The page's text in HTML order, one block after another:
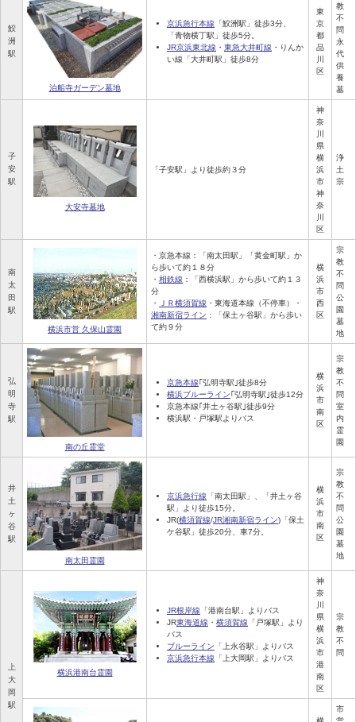
鮫
洲
駅
泊船寺ガーデン墓地
京浜急行本線 「鮫洲駅」徒歩3分、
「青物横丁駅」徒歩5分。
JR京浜東北線 ・ 東急大井町線 ・りんか
い線「大井町駅」徒歩8分
東
京
都
品
川
区
教
不
問
永
代
供
養
墓
子
安
駅
大安寺墓地
「子安駅」より徒歩約３分
神
奈
川
県
横
浜
市
神
奈
川
区
浄
土
宗
南
太
田
駅
横浜市営 久保山霊園
・京急本線：「南太田駅」「黄金町駅」か
ら歩いて約１８分
・ 相鉄線 ：「西横浜駅」から歩いて約１３
分
・
ＪＲ横須賀線 ・東海道本線（不停車）・
湘南新宿ライン ：「保土ヶ谷駅」から歩い
て約９分
横
浜
市
西
区
宗
教
不
問
公
園
墓
地
弘
明
寺
駅
南の丘霊堂
京急本線 ｢弘明寺駅｣徒歩8分
横浜ブルーライン ｢弘明寺駅｣徒歩12分
京急本線｢井土ヶ谷駅｣徒歩9分
横浜駅・戸塚駅よりバス
横
浜
市
南
区
宗
教
不
問
室
内
霊
園
井
土
ヶ
谷
駅
南太田霊園
京浜急行線 「南太田駅」、「井土ヶ谷
駅」より徒歩15分。
JR(横須賀線/JR湘南新宿ライン)「保土
ケ谷駅」徒歩20分、車7分。
横
浜
市
南
区
宗
教
不
問
公
園
墓
地
上
大
岡
駅
横浜港南台霊園
JR根岸線 「港南台駅」よりバス
JR東海道線 ・ 横須賀線 「戸塚駅」より
バス
ブルーライン 「上永谷駅」よりバス
京浜急行本線 「上大岡駅」よりバス
神
奈
川
県
横
浜
市
港
南
区
宗
教
不
問
市